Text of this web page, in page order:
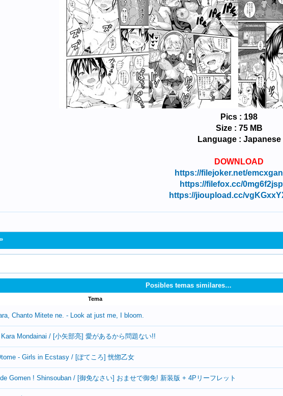
Pics : 198
Size : 75 MB
Language : Japanese
DOWNLOAD
https://filejoker.net/
https://filefox.cc/
https://jioupload.cc/
Posibles temas similares…
Tema
Chanto Mitete ne. - Look at just me, I bloom.
Mondainai / [小矢部亮] 愛があるから問題ない!!
- Girls in Ecstasy / [ぽてころ] 恍惚乙女
Gomen ! Shinsouban / [御免なさい] おませで御免! 新装版 + 4Pリーフレット